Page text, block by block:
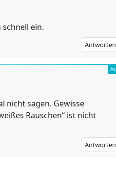
ein.
Antworten
nicht sagen. Gewisse
Rauschen“ ist nicht
Antworten